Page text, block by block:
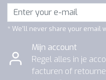
* We'll never share your email
Mijn account
Regel alles in je
facturen of